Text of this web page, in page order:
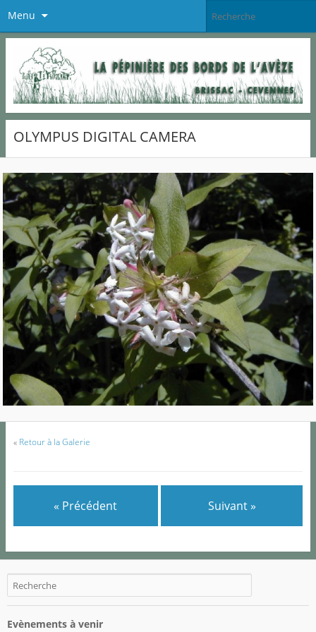
Menu
OLYMPUS DIGITAL CAMERA
« Retour à la Galerie
« Précédent Suivant »
Evènements à venir